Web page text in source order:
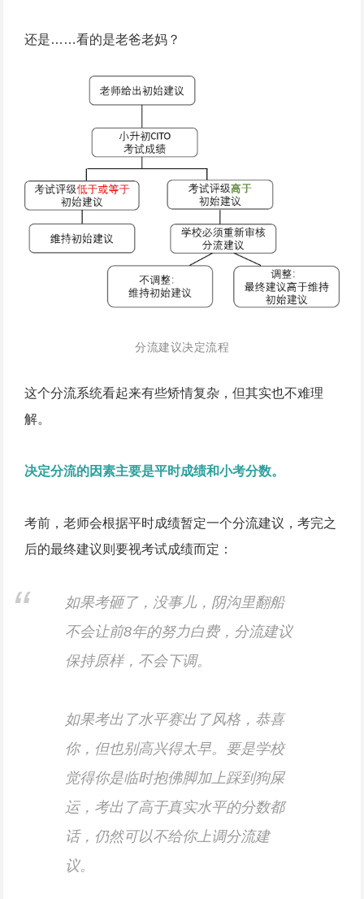
还是……看的是老爸老妈？
分流建议决定流程
这个分流系统看起来有些矫情复杂，但其实也不难理
解。
决定分流的因素主要是平时成绩和小考分数。
考前，老师会根据平时成绩暂定一个分流建议，考完之
后的最终建议则要视考试成绩而定：
如果考砸了，没事儿，阴沟里翻船
不会让前8年的努力白费，分流建议
保持原样，不会下调。
如果考出了水平赛出了风格，恭喜
你，但也别高兴得太早。要是学校
觉得你是临时抱佛脚加上踩到狗屎
运，考出了高于真实水平的分数都
话，仍然可以不给你上调分流建
议。